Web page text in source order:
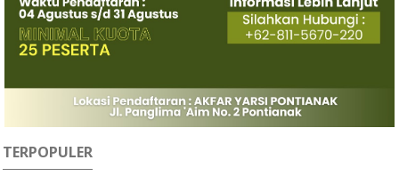
TERPOPULER